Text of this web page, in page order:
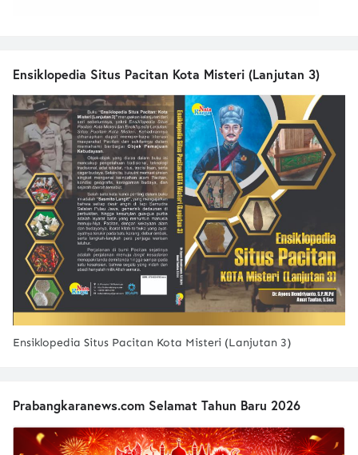
Ensiklopedia Situs Pacitan Kota Misteri (Lanjutan 3)
Ensiklopedia Situs Pacitan Kota Misteri (Lanjutan 3)
Prabangkaranews.com Selamat Tahun Baru 2026